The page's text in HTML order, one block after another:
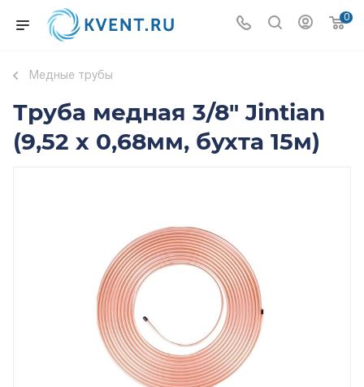
0
Медные трубы
Труба медная 3/8" Jintian
(9,52 х 0,68мм, бухта 15м)